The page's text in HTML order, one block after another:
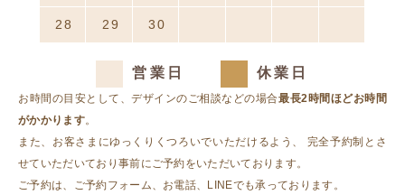
28 29 30
1
営業日 休業日
お時間の目安として、デザインのご相談などの場合最長2時間ほどお時間
がかかります。
また、お客さまにゆっくりくつろいでいただけるよう、
完全予約制とさ
せていただいており事前にご予約をいただいております。
ご予約は、ご予約フォーム、お電話、LINEでも承っております。